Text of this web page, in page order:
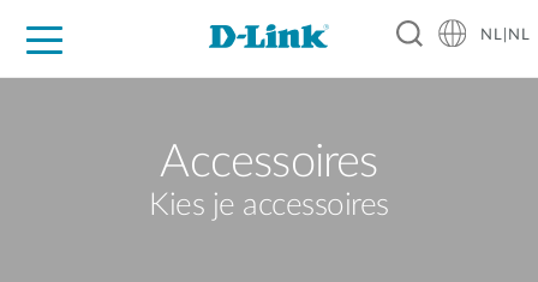
NL|NL
Accessoires
Kies je accessoires